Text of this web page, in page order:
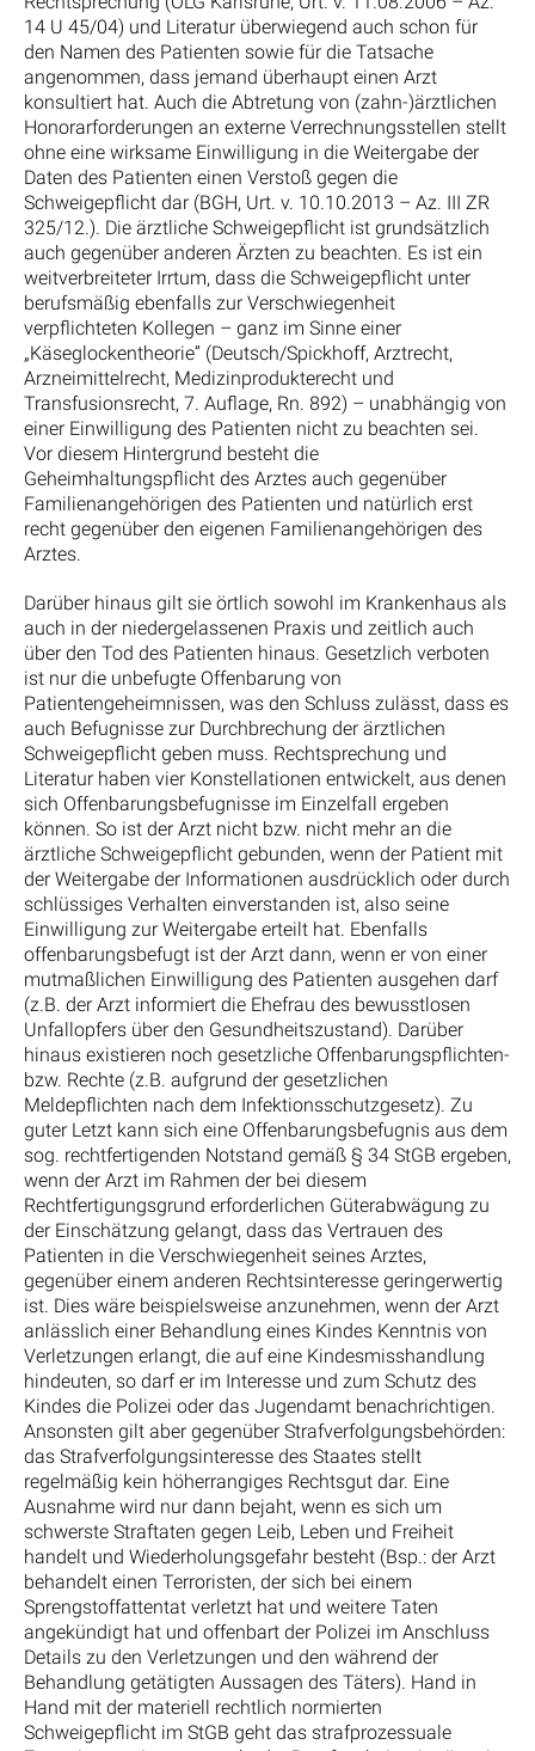
14 U 45/04) und Literatur überwiegend auch schon für
den Namen des Patienten sowie für die Tatsache
angenommen, dass jemand überhaupt einen Arzt
konsultiert hat. Auch die Abtretung von (zahn-)ärztlichen
Honorarforderungen an externe Verrechnungsstellen stellt
ohne eine wirksame Einwilligung in die Weitergabe der
Daten des Patienten einen Verstoß gegen die
Schweigepflicht dar (BGH, Urt. v. 10.10.2013 – Az. III ZR
325/12.). Die ärztliche Schweigepflicht ist grundsätzlich
auch gegenüber anderen Ärzten zu beachten. Es ist ein
weitverbreiteter Irrtum, dass die Schweigepflicht unter
berufsmäßig ebenfalls zur Verschwiegenheit
verpflichteten Kollegen – ganz im Sinne einer
„Käseglockentheorie“ (Deutsch/Spickhoff, Arztrecht,
Arzneimittelrecht, Medizinprodukterecht und
Transfusionsrecht, 7. Auflage, Rn. 892) – unabhängig von
einer Einwilligung des Patienten nicht zu beachten sei.
Vor diesem Hintergrund besteht die
Geheimhaltungspflicht des Arztes auch gegenüber
Familienangehörigen des Patienten und natürlich erst
recht gegenüber den eigenen Familienangehörigen des
Arztes.
Darüber hinaus gilt sie örtlich sowohl im Krankenhaus als
auch in der niedergelassenen Praxis und zeitlich auch
über den Tod des Patienten hinaus. Gesetzlich verboten
ist nur die unbefugte Offenbarung von
Patientengeheimnissen, was den Schluss zulässt, dass es
auch Befugnisse zur Durchbrechung der ärztlichen
Schweigepflicht geben muss. Rechtsprechung und
Literatur haben vier Konstellationen entwickelt, aus denen
sich Offenbarungsbefugnisse im Einzelfall ergeben
können. So ist der Arzt nicht bzw. nicht mehr an die
ärztliche Schweigepflicht gebunden, wenn der Patient mit
der Weitergabe der Informationen ausdrücklich oder durch
schlüssiges Verhalten einverstanden ist, also seine
Einwilligung zur Weitergabe erteilt hat. Ebenfalls
offenbarungsbefugt ist der Arzt dann, wenn er von einer
mutmaßlichen Einwilligung des Patienten ausgehen darf
(z.B. der Arzt informiert die Ehefrau des bewusstlosen
Unfallopfers über den Gesundheitszustand). Darüber
hinaus existieren noch gesetzliche Offenbarungspflichten-
bzw. Rechte (z.B. aufgrund der gesetzlichen
Meldepflichten nach dem Infektionsschutzgesetz). Zu
guter Letzt kann sich eine Offenbarungsbefugnis aus dem
sog. rechtfertigenden Notstand gemäß § 34 StGB ergeben,
wenn der Arzt im Rahmen der bei diesem
Rechtfertigungsgrund erforderlichen Güterabwägung zu
der Einschätzung gelangt, dass das Vertrauen des
Patienten in die Verschwiegenheit seines Arztes,
gegenüber einem anderen Rechtsinteresse geringerwertig
ist. Dies wäre beispielsweise anzunehmen, wenn der Arzt
anlässlich einer Behandlung eines Kindes Kenntnis von
Verletzungen erlangt, die auf eine Kindesmisshandlung
hindeuten, so darf er im Interesse und zum Schutz des
Kindes die Polizei oder das Jugendamt benachrichtigen.
Ansonsten gilt aber gegenüber Strafverfolgungsbehörden:
das Strafverfolgungsinteresse des Staates stellt
regelmäßig kein höherrangiges Rechtsgut dar. Eine
Ausnahme wird nur dann bejaht, wenn es sich um
schwerste Straftaten gegen Leib, Leben und Freiheit
handelt und Wiederholungsgefahr besteht (Bsp.: der Arzt
behandelt einen Terroristen, der sich bei einem
Sprengstoffattentat verletzt hat und weitere Taten
angekündigt hat und offenbart der Polizei im Anschluss
Details zu den Verletzungen und den während der
Behandlung getätigten Aussagen des Täters). Hand in
Hand mit der materiell rechtlich normierten
Schweigepflicht im StGB geht das strafprozessuale